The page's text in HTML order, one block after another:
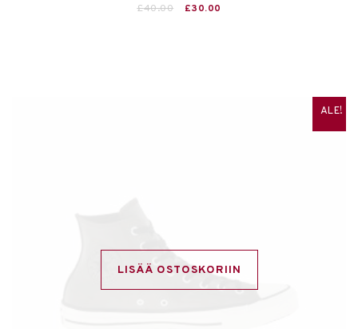
tuotteesta:
£40.00 £30.00
ALE!
LISÄÄ OSTOSKORIIN